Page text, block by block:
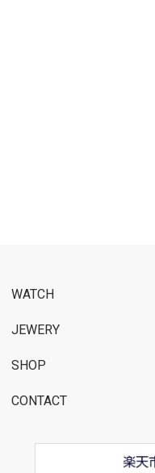
WATCH
JEWERY
SHOP
CONTACT